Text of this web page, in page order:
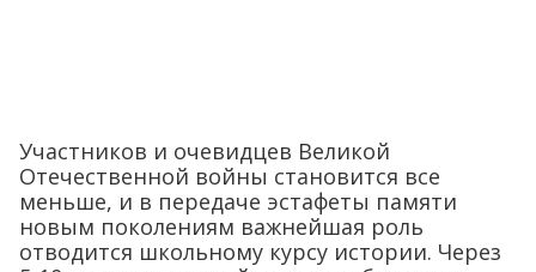
Участников и очевидцев Великой
Отечественной войны становится все
меньше, и в передаче эстафеты памяти
новым поколениям важнейшая роль
отводится школьному курсу истории. Через